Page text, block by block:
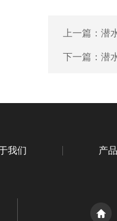
上一篇： 潜
下一篇： 潜
我们 产